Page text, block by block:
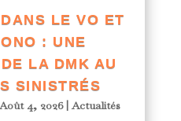
LE VO ET
: UNE
LA DMK AU
SINISTRÉS
Août 4, 2026|Actualités